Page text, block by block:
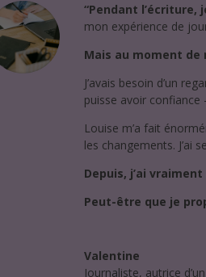
“Pendant l’écriture,
mon expérience de
Mais au moment
J’avais besoin d’un
puisse avoir
Louise m’a fait
les changements. J’ai
Depuis, j’ai
Peut-être que je
Valentine
Journaliste, autrice